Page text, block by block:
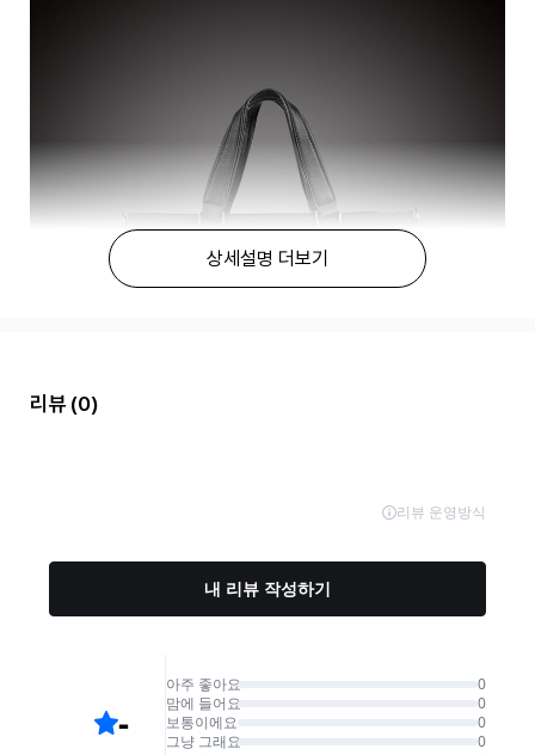
상세설명 더보기
리뷰 (0)